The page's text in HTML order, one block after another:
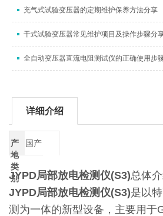
充气式试验变压器的定期维护保养方法分享
干式试验变压器常见维护项目及操作步骤分
全自动变压器直流电阻测试仪的正确使用步
详细介绍
产
地
类
别
国产
JYPD局部放电检测仪(S3)总体
JYPD局部放电检测仪(S3)是以
测为一体的新型设备，主要用于